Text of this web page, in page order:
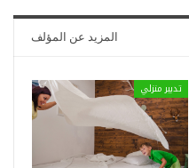
المزيد عن المؤلف
تدبير منزلي